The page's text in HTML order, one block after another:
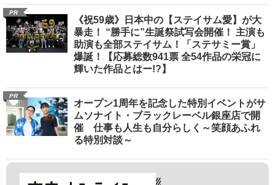
PR
《祝59歳》日本中の【ステイサム愛】が大
暴走！ “勝手に”生誕祭試写会開催！ 主演も
助演も全部ステイサム！「ステサミー賞」
爆誕！【応募総数941票 全54作品の栄冠に
輝いた作品とはー!?】
PR
オープン1周年を記念した特別イベントがサ
ムソナイト・ブラックレーベル銀座店で開
催 仕事も人生も自分らしく～笑顔あふれ
る特別対談～